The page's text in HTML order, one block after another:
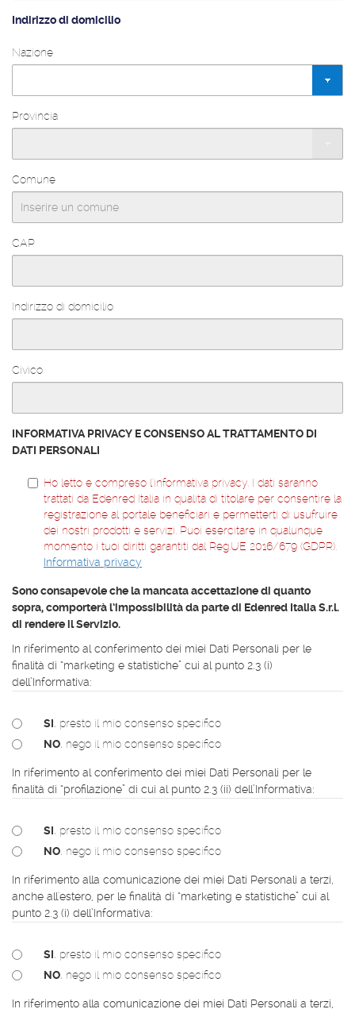
Indirizzo di domicilio
Nazione
Provincia
Comune
CAP
Indirizzo di domicilio
Civico
L
B
O
N
S
N
S
I
INFORMATIVA PRIVACY E CONSENSO AL TRATTAMENTO DI
DATI PERSONALI
Ho letto e compreso l'informativa privacy. I dati saranno
trattati da Edenred Italia in qualità di titolare per consentire la
registrazione al portale beneficiari e permetterti di usufruire
dei nostri prodotti e servizi. Puoi esercitare in qualunque
momento i tuoi diritti garantiti dal Reg.UE 2016/679 (GDPR).
Informativa privacy
Sono consapevole che la mancata accettazione di quanto
sopra, comporterà l’impossibilità da parte di Edenred Italia S.r.l.
di rendere il Servizio.
In riferimento al conferimento dei miei Dati Personali per le
finalità di “marketing e statistiche” cui al punto 2.3 (i)
dell’Informativa:
SI, presto il mio consenso specifico
NO, nego il mio consenso specifico
In riferimento al conferimento dei miei Dati Personali per le
finalità di “profilazione” di cui al punto 2.3 (ii) dell’Informativa:
SI, presto il mio consenso specifico
NO, nego il mio consenso specifico
In riferimento alla comunicazione dei miei Dati Personali a terzi,
anche all'estero, per le finalità di “marketing e statistiche” cui al
punto 2.3 (i) dell’Informativa:
SI, presto il mio consenso specifico
NO, nego il mio consenso specifico
In riferimento alla comunicazione dei miei Dati Personali a terzi,